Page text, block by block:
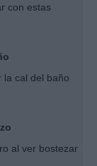
con estas
la cal del baño
al ver bostezar